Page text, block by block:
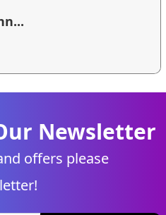
Newsletter
offers please